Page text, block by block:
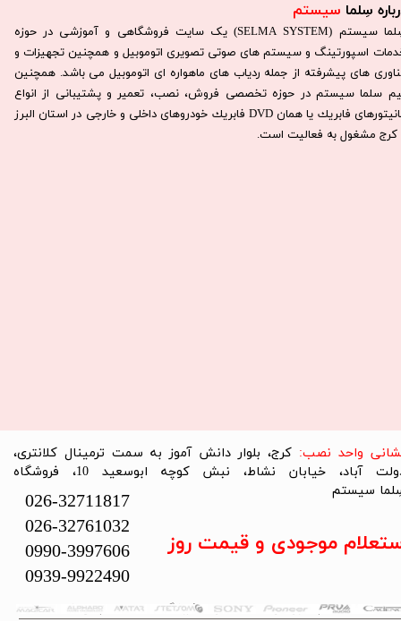
سِلما سیستم​​​​​​​
سِلما سيستم (SELMA SYSTEM) یک سایت فروشگاهی و آموزشی در حوزه
اسپورتینگ و سیستم های صوتی تصویری اتوموبیل و همچنین تجهیزات و
های پیشرفته از جمله ردیاب های ماهواره ای اتوموبیل می باشد. همچنين
سلما سيستم در حوزه تخصصی فروش، نصب، تعمير و پشتيبانی از انواع
مانيتورهای فابريك يا همان DVD فابريك خودروهای داخلی و خارجی در استان البرز
كرج مشغول به فعاليت است.​​​​​​​
تمام حقوق این سایت متعلق به فروشگاه سلما سیستم می‌باشد.
واحد نصب: کرج، بلوار دانش آموز به سمت ترمینال کلانتری،
دولت آباد، خیابان نشاط، نبش کوچه ابوسعید 10، فروشگاه
سیستم​​​​​​​
026-32711817
026-32761032
0990-3997606
0939-9922490
موجودی و قیمت روز